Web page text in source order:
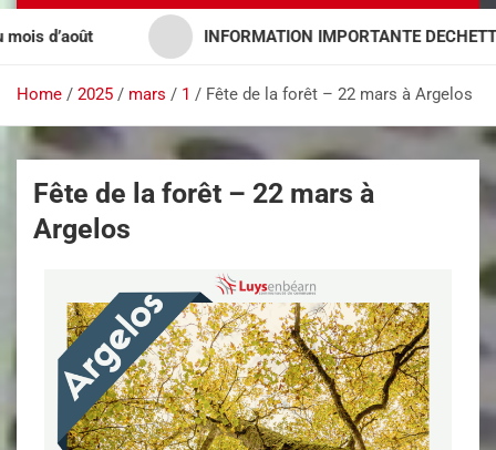
INFORMATION IMPORTANTE
Home 2025 mars 1 Fête de la forêt – 22 mars à Argelos
Fête de la forêt – 22 mars à
Argelos